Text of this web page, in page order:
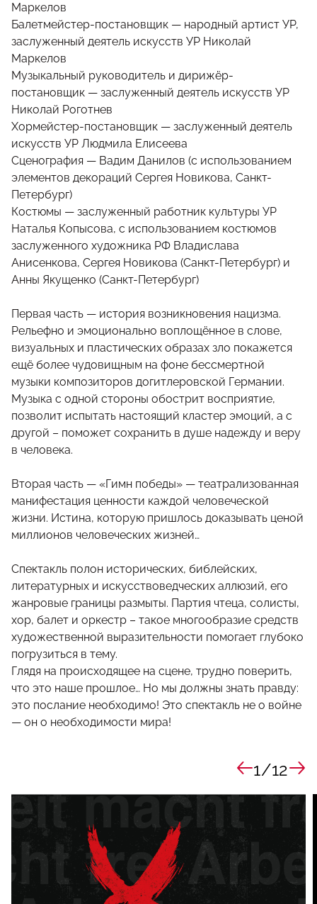
Маркелов
Балетмейстер-постановщик — народный артист УР,
заслуженный деятель искусств УР Николай
Маркелов
Музыкальный руководитель и дирижёр-
постановщик — заслуженный деятель искусств УР
Николай Роготнев
Хормейстер-постановщик — заслуженный деятель
искусств УР Людмила Елисеева
Сценография — Вадим Данилов (с использованием
элементов декораций Сергея Новикова, Санкт-
Петербург)
Костюмы — заслуженный работник культуры УР
Наталья Копысова, с использованием костюмов
заслуженного художника РФ Владислава
Анисенкова, Сергея Новикова (Санкт-Петербург) и
Анны Якущенко (Санкт-Петербург)
Первая часть — история возникновения нацизма.
Рельефно и эмоционально воплощённое в слове,
визуальных и пластических образах зло покажется
ещё более чудовищным на фоне бессмертной
музыки композиторов догитлеровской Германии.
Музыка с одной стороны обострит восприятие,
позволит испытать настоящий кластер эмоций, а с
другой – поможет сохранить в душе надежду и веру
в человека.
Вторая часть — «Гимн победы» — театрализованная
манифестация ценности каждой человеческой
жизни. Истина, которую пришлось доказывать ценой
миллионов человеческих жизней…
Спектакль полон исторических, библейских,
литературных и искусствоведческих аллюзий, его
жанровые границы размыты. Партия чтеца, солисты,
хор, балет и оркестр – такое многообразие средств
художественной выразительности помогает глубоко
погрузиться в тему.
Глядя на происходящее на сцене, трудно поверить,
что это наше прошлое… Но мы должны знать правду:
это послание необходимо! Это спектакль не о войне
— он о необходимости мира!
1/12